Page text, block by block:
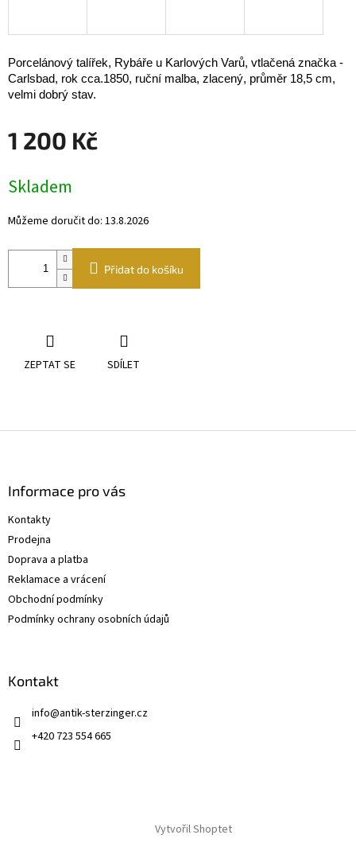
1 200 Kč
cena:
Skladem
Můžeme doručit do: 13.8.2026
Přidat do košíku
Porcelánový talířek, Rybáře u Karlových Varů, vtlačená značka -
Carlsbad, rok cca.1850, ruční malba, zlacený, průměr 18,5 cm,
velmi dobrý stav.
ZEPTAT SE SDÍLET
Informace pro vás
Kontakty
Prodejna
Doprava a platba
Reklamace a vrácení
Obchodní podmínky
Podmínky ochrany osobních údajů
Kontakt
info@antik-sterzinger.cz
+420 723 554 665
Vytvořil Shoptet